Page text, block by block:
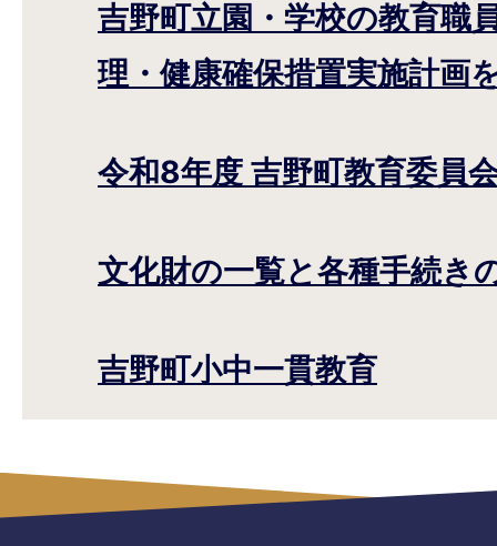
吉野町立園・学校の教育職
理・健康確保措置実施計画
令和8年度 吉野町教育委員
文化財の一覧と各種手続き
吉野町小中一貫教育